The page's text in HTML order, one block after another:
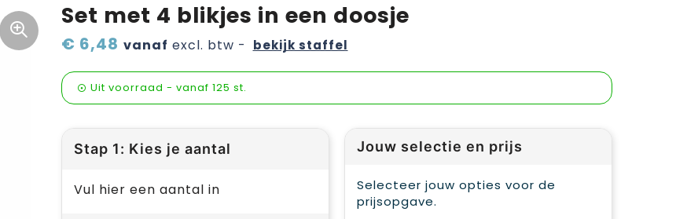
Set met 4 blikjes in een doosje
€ 6,48 vanaf excl. btw - bekijk staffel
Uit voorraad - vanaf 125 st.
Stap 1: Kies je aantal
Vul hier een aantal in
Jouw selectie en prijs
Selecteer jouw opties voor de
prijsopgave.